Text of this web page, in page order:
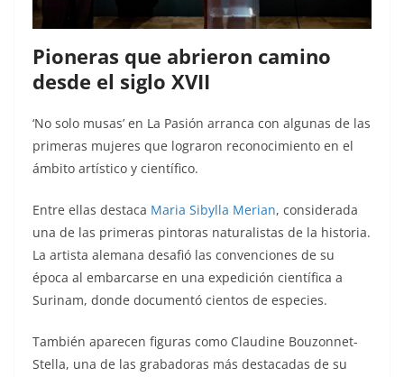
Pioneras que abrieron camino
desde el siglo XVII
‘No solo musas’ en La Pasión arranca con algunas de las
primeras mujeres que lograron reconocimiento en el
ámbito artístico y científico.
Entre ellas destaca Maria Sibylla Merian, considerada
una de las primeras pintoras naturalistas de la historia.
La artista alemana desafió las convenciones de su
época al embarcarse en una expedición científica a
Surinam, donde documentó cientos de especies.
También aparecen figuras como Claudine Bouzonnet-
Stella, una de las grabadoras más destacadas de su